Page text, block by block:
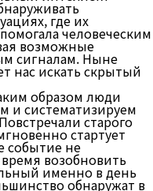
где их
человеческим
возможные
сигналам. Ныне
нас искать скрытый
образом люди
и систематизируем
старого
стартует
событие не
возобновить
именно в день
обнаружат в